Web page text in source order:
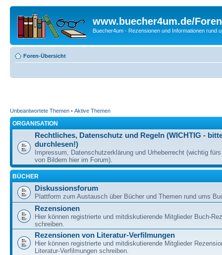
www.buecher4um.de/Foren
Buecher4um - Rezensionen und Informationen rund
Foren-Übersicht
Unbeantwortete Themen • Aktive Themen
ORGANISATION
Rechtliches, Datenschutz und Regeln (WICHTIG -
durchlesen!)
Impressum, Datenschutzerklärung und Urheberrecht (wichtig
von Bildern hier im Forum).
BÜCHER
Diskussionsforum
Plattform zum Austausch über Bücher und Themen rund ums
Rezensionen
Hier können registrierte und mitdiskutierende Mitglieder Buch-
schreiben.
Rezensionen von Literatur-Verfilmungen
Hier können registrierte und mitdiskutierende Mitglieder
Literatur-Verfilmungen schreiben.